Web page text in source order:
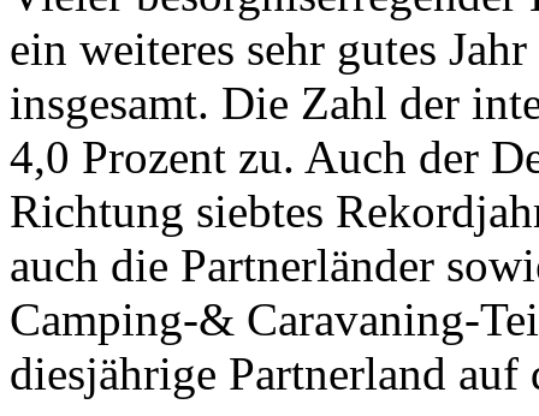
ein weiteres sehr gutes
insgesamt. Die Zahl der
4,0 Prozent zu. Auch der
Richtung siebtes
auch die Partnerländer
Camping-& Caravaning-
diesjährige Partnerland